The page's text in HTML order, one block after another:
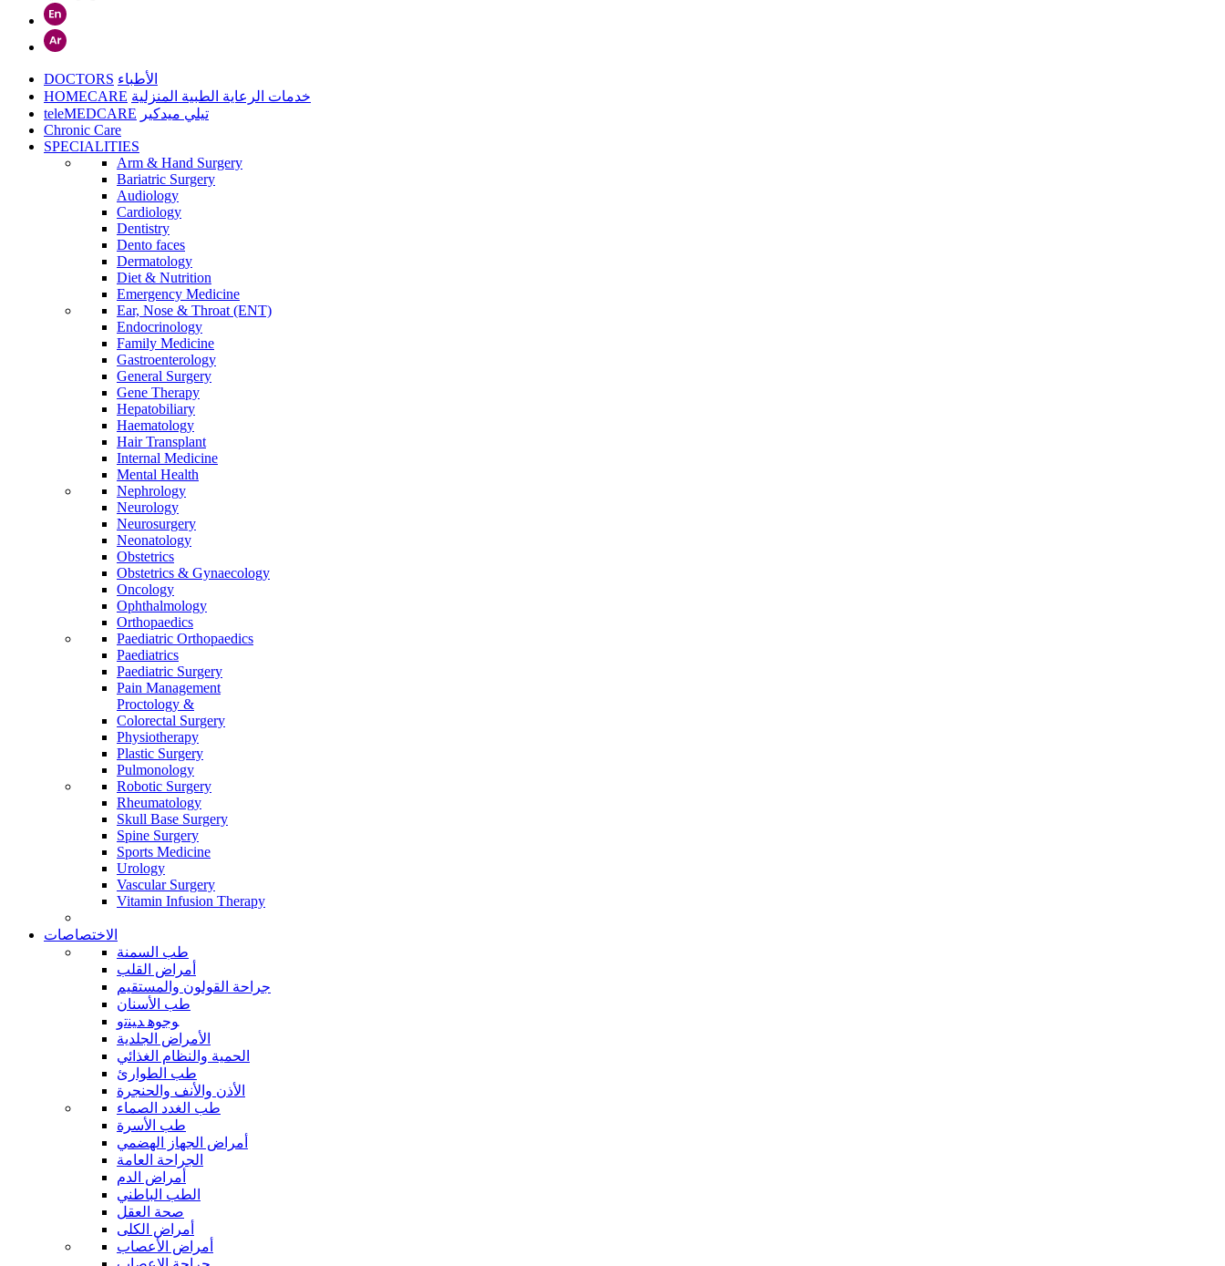
DOCTORS الأطباء
HOMECARE خدمات الرعاية الطبية المنزلية
teleMEDCARE تيلي ميدكير
Chronic Care
SPECIALITIES
Arm & Hand Surgery
Bariatric Surgery
Audiology
Cardiology
Dentistry
Dento faces
Dermatology
Diet & Nutrition
Emergency Medicine
Ear, Nose & Throat (ENT)
Endocrinology
Family Medicine
Gastroenterology
General Surgery
Gene Therapy
Hepatobiliary
Haematology
Hair Transplant
Internal Medicine
Mental Health
Nephrology
Neurology
Neurosurgery
Neonatology
Obstetrics
Obstetrics & Gynaecology
Oncology
Ophthalmology
Orthopaedics
Paediatric Orthopaedics
Paediatrics
Paediatric Surgery
Pain Management
Proctology &
Colorectal Surgery
Physiotherapy
Plastic Surgery
Pulmonology
Robotic Surgery
Rheumatology
Skull Base Surgery
Spine Surgery
Sports Medicine
Urology
Vascular Surgery
Vitamin Infusion Therapy
الاختصاصات
طب السمنة
أمراض القلب
جراحة القولون والمستقيم
طب الأسنان
ﻮﺟﻮﻫ ﺪﻴﻨﺗﻭ
الأمراض الجلدية
الحمية والنظام الغذائي
طب الطوارئ
الأذن والأنف والحنجرة
طب الغدد الصماء
طب الأسرة
أمراض الجهاز الهضمي
الجراحة العامة
أمراض الدم
الطب الباطني
صحة العقل
أمراض الكلى
أمراض الأعصاب